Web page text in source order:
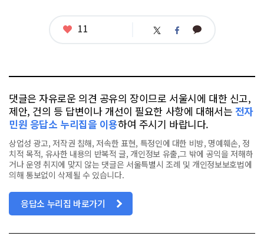
좋
11 트 페 카
댓글은 자유로운 의견 공유의 장이므로 서울시에 대한 신고,
제안, 건의 등 답변이나 개선이 필요한 사항에 대해서는 전자
민원 응답소 누리집을 이용하여 주시기 바랍니다.
상업성 광고, 저작권 침해, 저속한 표현, 특정인에 대한 비방, 명예훼손, 정
치적 목적, 유사한 내용의 반복적 글, 개인정보 유출,그 밖에 공익을 저해하
거나 운영 취지에 맞지 않는 댓글은 서울특별시 조례 및 개인정보보호법에
의해 통보없이 삭제될 수 있습니다.
응답소 누리집 바로가기